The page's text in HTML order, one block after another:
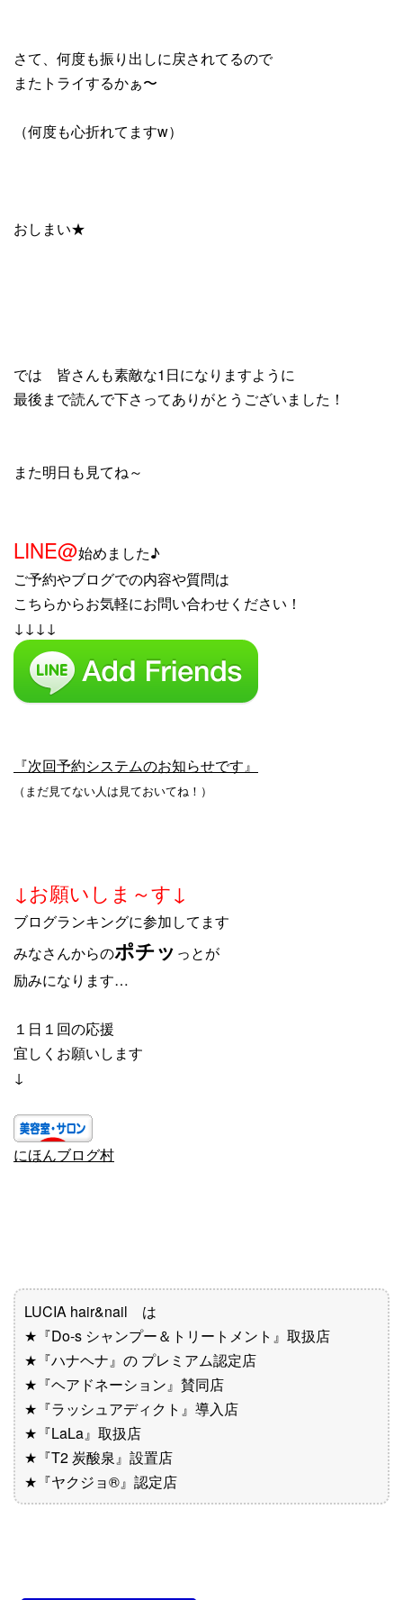
さて、何度も振り出しに戻されてるので
またトライするかぁ〜
（何度も心折れてますw）
おしまい★
では 皆さんも素敵な1日になりますように
最後まで読んで下さってありがとうございました！
また明日も見てね～
LINE@始めました♪
ご予約やブログでの内容や質問は
こちらからお気軽にお問い合わせください！
↓↓↓↓
『次回予約システムのお知らせです』
（まだ見てない人は見ておいてね！）
↓お願いしま～す↓
ブログランキングに参加してます
みなさんからのポチッ っとが
励みになります…
１日１回の応援
宜しくお願いします
↓
にほんブログ村
LUCIA hair&nail は
★『Do-s シャンプー＆トリートメント』取扱店
★『ハナヘナ』の プレミアム認定店
★『ヘアドネーション』賛同店
★『ラッシュアディクト』導入店
★『LaLa』取扱店
★『T2 炭酸泉』設置店
★『ヤクジョ®︎』認定店